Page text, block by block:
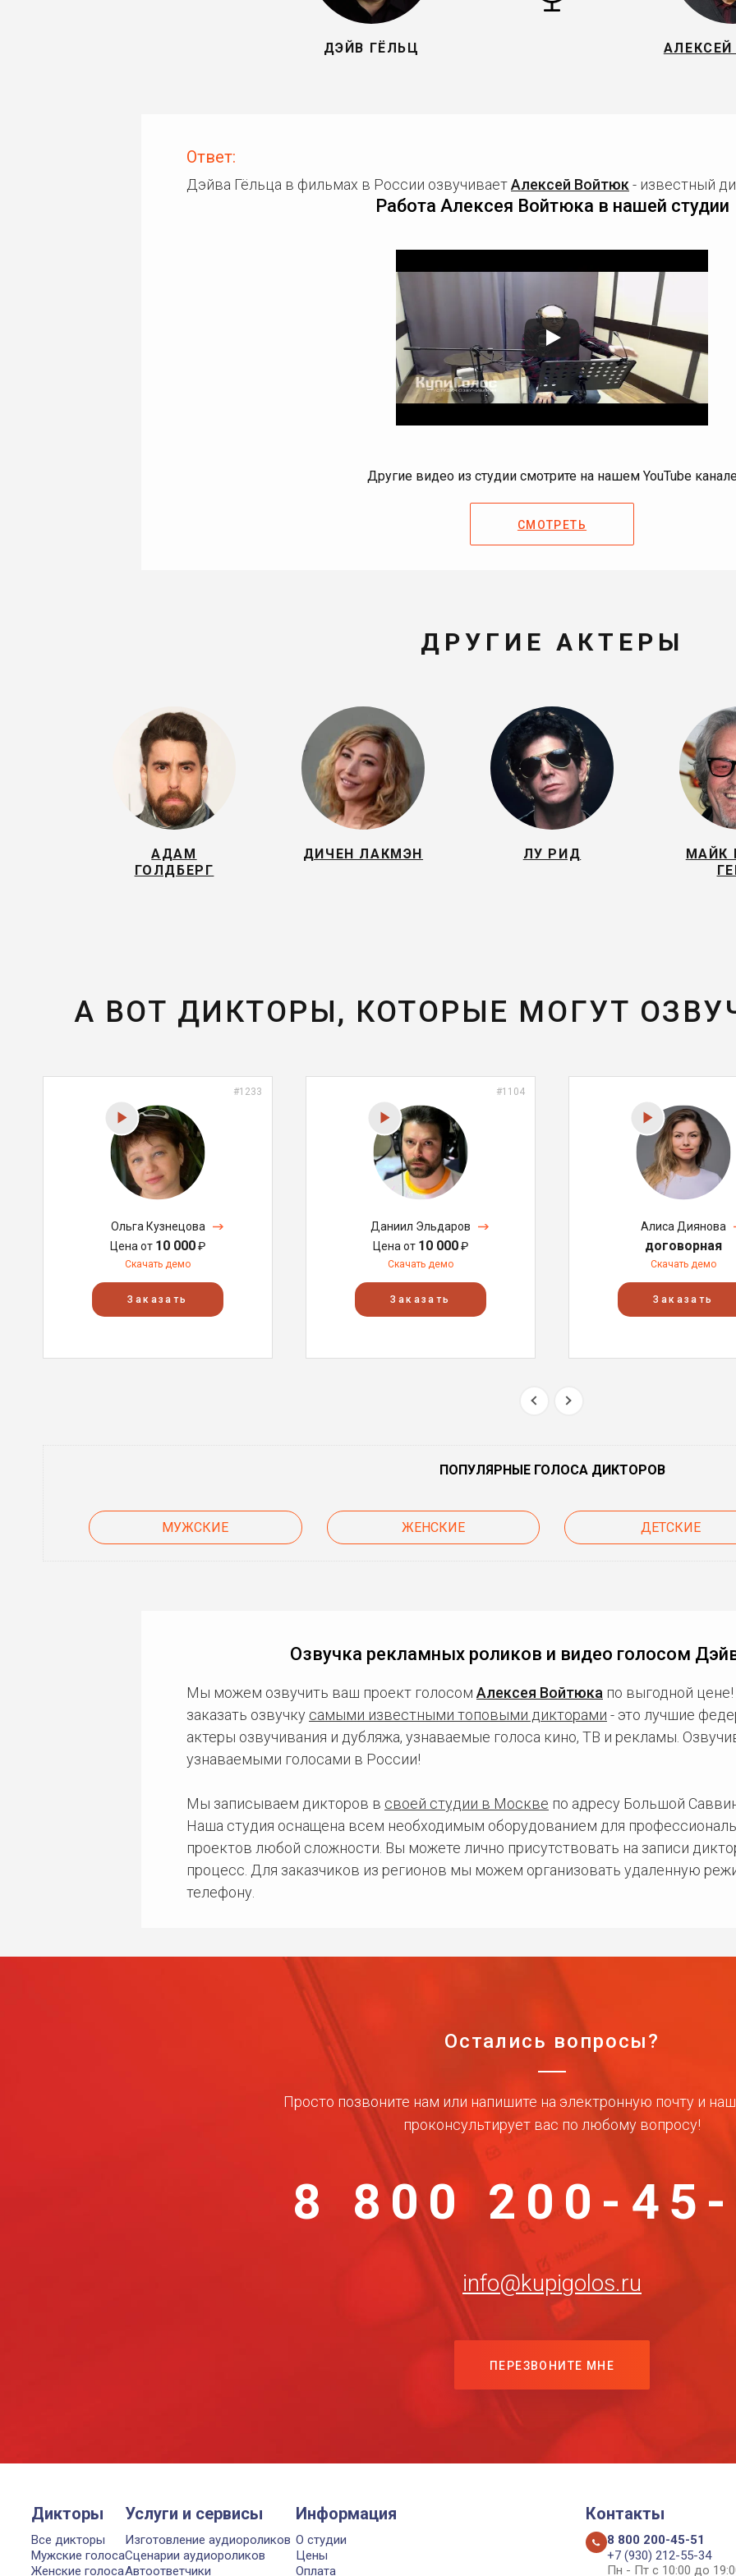
ДЭЙВ ГЁЛЬЦ
Ответ:
Дэйва Гёльца в фильмах в России озвучиваетАлексей Войтюк - известный
Работа Алексея Войтюка в нашей студии
Другие видео из студии смотрите на нашем YouTube
СМОТРЕТЬ
ДРУГИЕ АКТЕРЫ
АДАМ
ГОЛДБЕРГ
ДИЧЕН ЛАКМЭН ЛУ РИД
МАЙК
А ВОТ ДИКТОРЫ, КОТОРЫЕ МОГУТ
#1233
Ольга Кузнецова
Цена от 10 000₽
Скачать демо
Заказать
#1104
Даниил Эльдаров
Цена от 10 000₽
Скачать демо
Заказать
Алиса Диянова
договорная
Скачать демо
Заказать
ПОПУЛЯРНЫЕ ГОЛОСА ДИКТОРОВ
МУЖСКИЕ ЖЕНСКИЕ ДЕТСКИЕ
Озвучка рекламных роликов и видео голосом
Мы можем озвучить ваш проект голосом Алексея Войтюка по выгодной
заказать озвучку самыми известными топовыми дикторами - это лучшие
актеры озвучивания и дубляжа, узнаваемые голоса кино, ТВ и рекламы.
узнаваемыми голосами в России!
Мы записываем дикторов в своей студии в Москве по адресу Большой
Наша студия оснащена всем необходимым оборудованием для
проектов любой сложности. Вы можете лично присутствовать на записи
процесс. Для заказчиков из регионов мы можем организовать удаленную
телефону.
Остались вопросы?
Просто позвоните нам или напишите на электронную почту и
проконсультирует вас по любому вопросу!
8 800 200-
info@kupigolos.ru
ПЕРЕЗВОНИТЕ МНЕ
Дикторы
Все дикторы
Мужские голоса
Женские голоса
Услуги и сервисы
Изготовление аудиороликов
Сценарии аудиороликов
Автоответчики
Информация
О студии
Цены
Оплата
Контакты
8 800 200-45-51
+7 (930) 212-55-34
Пн - Пт с 10:00 до